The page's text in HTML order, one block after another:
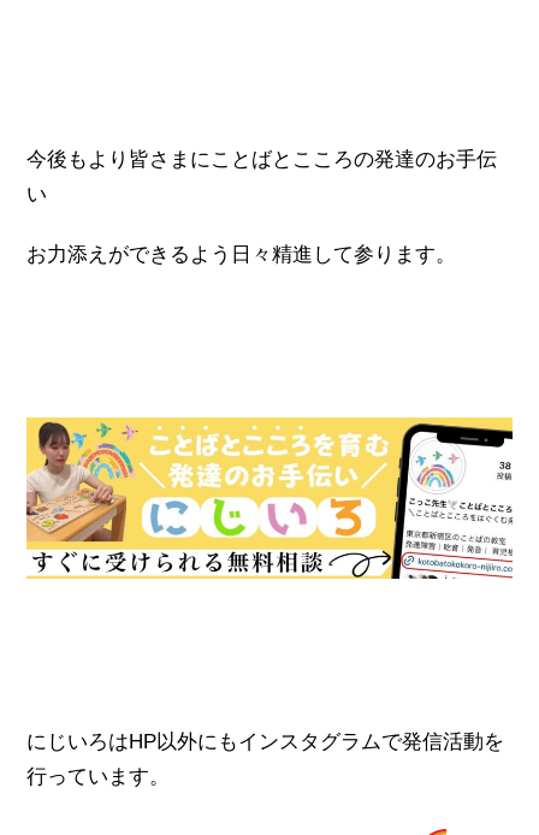
今後もより皆さまにことばとこころの発達のお手伝
い
お力添えができるよう日々精進して参ります。
にじいろはHP以外にもインスタグラムで発信活動を
行っています。